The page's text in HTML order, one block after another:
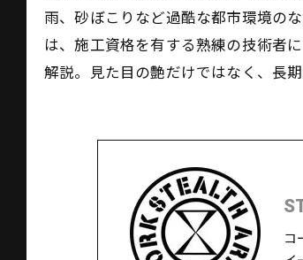
雨、砂ぼこりなど過酷な都市環境の
は、施工資格を有する熟練の技術者
解説。見た目の艶だけではなく、長
コ